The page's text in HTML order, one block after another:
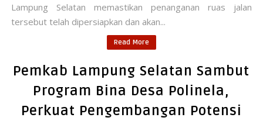
Lampung Selatan memastikan penanganan ruas jalan
tersebut telah dipersiapkan dan akan...
Read More
Pemkab Lampung Selatan Sambut
Program Bina Desa Polinela,
Perkuat Pengembangan Potensi